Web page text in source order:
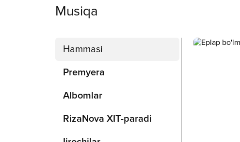
Musiqa
Hammasi
Premyera
Albomlar
RizaNova XIT-paradi